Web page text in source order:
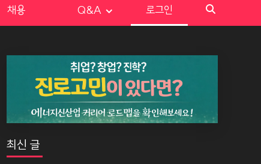
채용 Q&A 로그인
최신 글